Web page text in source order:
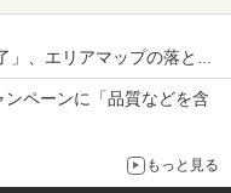
、エリアマップの落とし
ペーンに「品質などを含
もっと見る